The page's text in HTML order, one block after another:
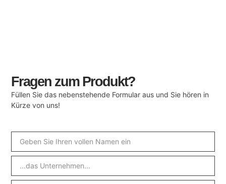
Fragen zum Produkt?
Füllen Sie das nebenstehende Formular aus und Sie hören in
Kürze von uns!